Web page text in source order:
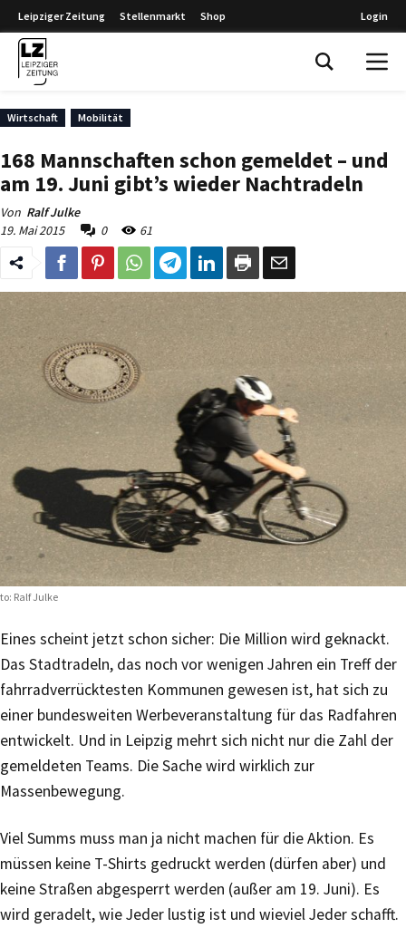
Leipziger Zeitung Stellenmarkt Shop Login
Wirtschaft Mobilität
168 Mannschaften schon gemeldet – und
am 19. Juni gibt’s wieder Nachtradeln
Von Ralf Julke
19. Mai 2015
0 61
Ralf Julke
Eines scheint jetzt schon sicher: Die Million wird geknackt.
Das Stadtradeln, das noch vor wenigen Jahren ein Treff der
fahrradverrücktesten Kommunen gewesen ist, hat sich zu
einer bundesweiten Werbeveranstaltung für das Radfahren
entwickelt. Und in Leipzig mehrt sich nicht nur die Zahl der
gemeldeten Teams. Die Sache wird wirklich zur
Massenbewegung.
Viel Summs muss man ja nicht machen für die Aktion. Es
müssen keine T-Shirts gedruckt werden (dürfen aber) und
keine Straßen abgesperrt werden (außer am 19. Juni). Es
wird geradelt, wie Jeder lustig ist und wieviel Jeder schafft.